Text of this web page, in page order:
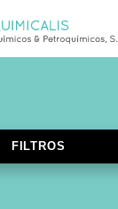
FILTROS